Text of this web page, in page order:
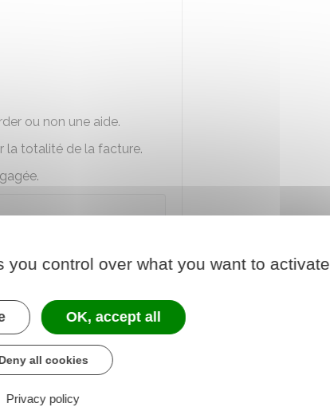
ou non une aide.
la totalité de la facture.
principale
de votre abonnement,
une solution amiable.
control over what you want to activate
OK, accept all
all cookies
Privacy policy